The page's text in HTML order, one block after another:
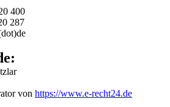
400
287
von https://www.e-recht24.de